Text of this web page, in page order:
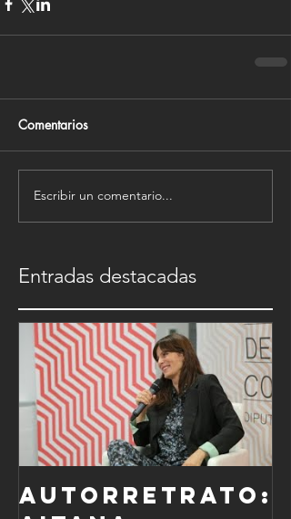
Comentarios
Escribir un comentario...
Entradas destacadas
Autorretrato: